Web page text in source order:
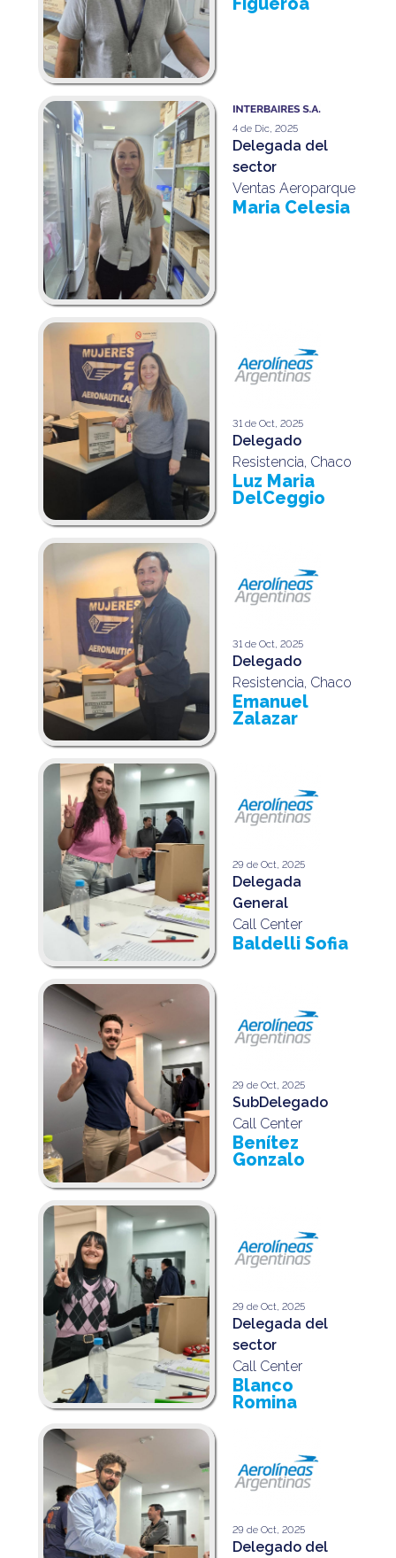
4 de Dic, 2025
Delegada del
sector
Ventas Aeroparque
Maria Celesia
31 de Oct, 2025
Delegado
Resistencia, Chaco
Luz Maria
DelCeggio
31 de Oct, 2025
Delegado
Resistencia, Chaco
Emanuel
Zalazar
29 de Oct, 2025
Delegada
General
Call Center
Baldelli Sofia
29 de Oct, 2025
SubDelegado
Call Center
Benítez
Gonzalo
29 de Oct, 2025
Delegada del
sector
Call Center
Blanco
Romina
29 de Oct, 2025
Delegado del